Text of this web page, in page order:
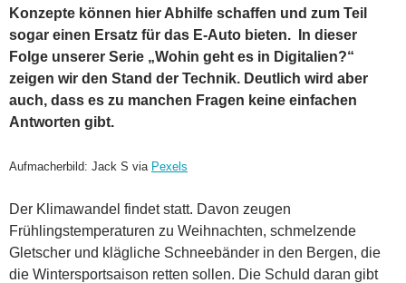
Konzepte können hier Abhilfe schaffen und zum Teil
sogar einen Ersatz für das E-Auto bieten. In dieser
Folge unserer Serie „Wohin geht es in Digitalien?“
zeigen wir den Stand der Technik. Deutlich wird aber
auch, dass es zu manchen Fragen keine einfachen
Antworten gibt.
Aufmacherbild: Jack S via Pexels
Der Klimawandel findet statt. Davon zeugen
Frühlingstemperaturen zu Weihnachten, schmelzende
Gletscher und klägliche Schneebänder in den Bergen, die
die Wintersportsaison retten sollen. Die Schuld daran gibt